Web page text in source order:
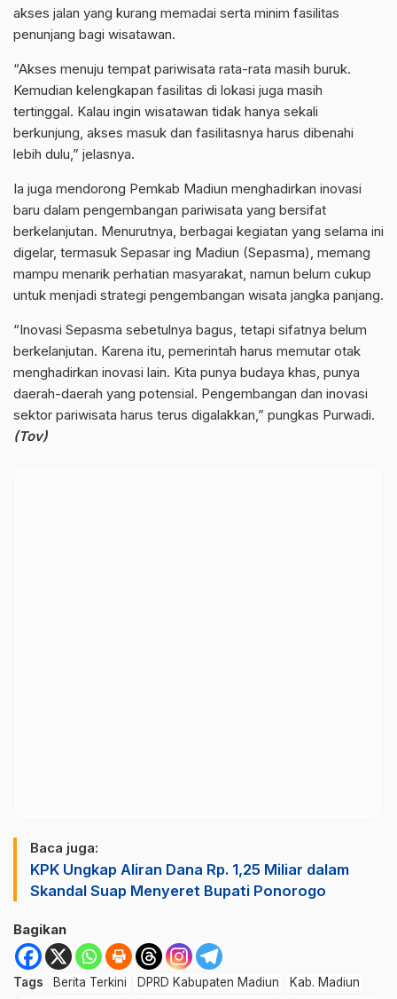
akses jalan yang kurang memadai serta minim fasilitas
penunjang bagi wisatawan.
“Akses menuju tempat pariwisata rata-rata masih buruk.
Kemudian kelengkapan fasilitas di lokasi juga masih
tertinggal. Kalau ingin wisatawan tidak hanya sekali
berkunjung, akses masuk dan fasilitasnya harus dibenahi
lebih dulu,” jelasnya.
Ia juga mendorong Pemkab Madiun menghadirkan inovasi
baru dalam pengembangan pariwisata yang bersifat
berkelanjutan. Menurutnya, berbagai kegiatan yang selama ini
digelar, termasuk Sepasar ing Madiun (Sepasma), memang
mampu menarik perhatian masyarakat, namun belum cukup
untuk menjadi strategi pengembangan wisata jangka panjang.
“Inovasi Sepasma sebetulnya bagus, tetapi sifatnya belum
berkelanjutan. Karena itu, pemerintah harus memutar otak
menghadirkan inovasi lain. Kita punya budaya khas, punya
daerah-daerah yang potensial. Pengembangan dan inovasi
sektor pariwisata harus terus digalakkan,” pungkas Purwadi.
(Tov)
Baca juga:
KPK Ungkap Aliran Dana Rp. 1,25 Miliar dalam
Skandal Suap Menyeret Bupati Ponorogo
Bagikan
Tags Berita Terkini DPRD Kabupaten Madiun Kab. Madiun